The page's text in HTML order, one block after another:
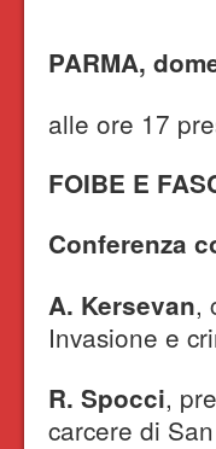
PARMA,
alle ore 17
FOIBE E
Conferenza
A. Kersevan,
Invasione e
R. Spocci,
carcere di